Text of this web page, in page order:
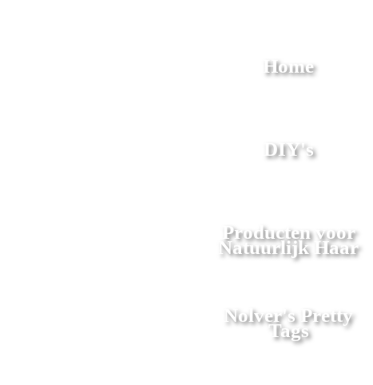
Home
DIY's
Producten voor
Natuurlijk Haar
Nolver's Pretty
Tags